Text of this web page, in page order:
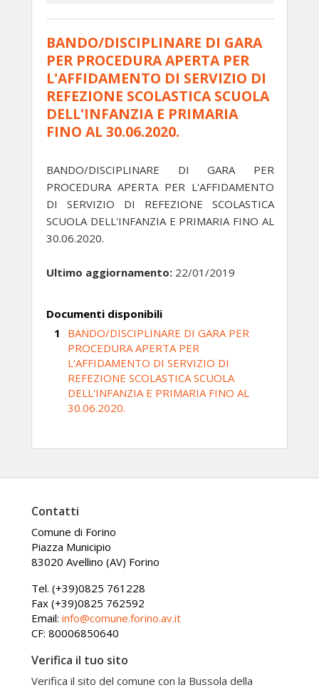
BANDO/DISCIPLINARE DI GARA
PER PROCEDURA APERTA PER
L'AFFIDAMENTO DI SERVIZIO DI
REFEZIONE SCOLASTICA SCUOLA
DELL'INFANZIA E PRIMARIA
FINO AL 30.06.2020.
BANDO/DISCIPLINARE DI GARA PER
PROCEDURA APERTA PER L'AFFIDAMENTO
DI SERVIZIO DI REFEZIONE SCOLASTICA
SCUOLA DELL'INFANZIA E PRIMARIA FINO AL
30.06.2020.
Ultimo aggiornamento: 22/01/2019
Documenti disponibili
BANDO/DISCIPLINARE DI GARA PER
PROCEDURA APERTA PER
L'AFFIDAMENTO DI SERVIZIO DI
REFEZIONE SCOLASTICA SCUOLA
DELL'INFANZIA E PRIMARIA FINO AL
30.06.2020.
Contatti
Comune di Forino
Piazza Municipio
83020 Avellino (AV) Forino
Tel. (+39)0825 761228
Fax (+39)0825 762592
Email: info@comune.forino.av.it
CF: 80006850640
Verifica il tuo sito
Verifica il sito del comune con la Bussola della